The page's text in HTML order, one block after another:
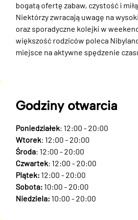
bogatą ofertę zabaw, czystość i miłą
Niektórzy zwracają uwagę na
oraz sporadyczne kolejki w
większość rodziców poleca
miejsce na aktywne spędzenie
Godziny otwarcia
Poniedziałek: 12:00 - 20:00
Wtorek: 12:00 - 20:00
Środa: 12:00 - 20:00
Czwartek: 12:00 - 20:00
Piątek: 12:00 - 20:00
Sobota: 10:00 - 20:00
Niedziela: 10:00 - 20:00